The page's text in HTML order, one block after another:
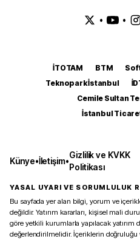
• •
İTOTAM BTM
Teknopark İstanbul
Cemile Sultan
İstanbul
Künye•İletişim•
Gizlilik ve KVKK
Politikası
YASAL UYARI VE SORUMLULUK
Bu sayfada yer alan bilgi, yorum ve
değildir. Yatırım kararları, kişisel mali
göre yetkili kurumlarla yapılacak yatırım
değerlendirilmelidir. İçeriklerin